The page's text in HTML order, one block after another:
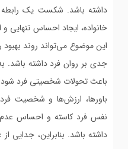
داشته باشد. شکست یک رابطه
خانواده، ایجاد احساس تنهایی
این موضوع می‌تواند روند بهبود
جدی بر روان فرد داشته باشد.
باعث تحولات شخصیتی فرد شود.
باورها، ارزش‌ها و شخصیت
نفس فرد کاسته و احساس عدم
داشته باشد. بنابراین، جدایی